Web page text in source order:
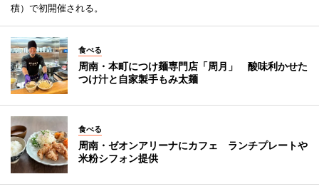
積）で初開催される。
食べる
周南・本町につけ麺専門店「周月」 酸味利かせた
つけ汁と自家製手もみ太麺
食べる
周南・ゼオンアリーナにカフェ ランチプレートや
米粉シフォン提供